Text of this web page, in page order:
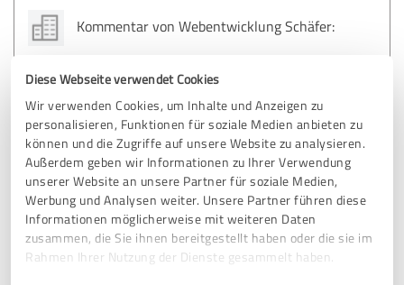
Diese Webseite verwendet Cookies
Wir verwenden Cookies, um Inhalte und Anzeigen zu
personalisieren, Funktionen für soziale Medien anbieten zu
können und die Zugriffe auf unsere Website zu analysieren.
Außerdem geben wir Informationen zu Ihrer Verwendung
unserer Website an unsere Partner für soziale Medien,
Werbung und Analysen weiter. Unsere Partner führen diese
Informationen möglicherweise mit weiteren Daten
zusammen, die Sie ihnen bereitgestellt haben oder die sie im
Rahmen Ihrer Nutzung der Dienste gesammelt haben.
Kommentar von Webentwicklung Schäfer:
Fragen verständlich und klar beantworten konnte.
Genau das ist mir in der Zusammenarbeit wichtig. Ich
freue mich auf die weitere Zusammenarbeit!
5,00 von 5
SEHR GUT Empfehlung